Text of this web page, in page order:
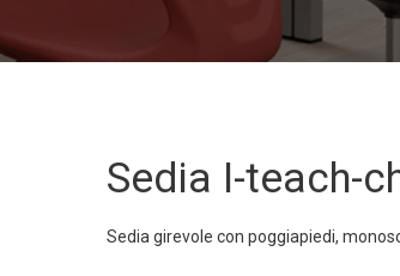
Sedia I-teach-
Sedia girevole con poggiapiedi,